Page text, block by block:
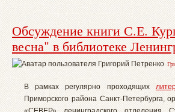
Обсуждение книги С.Е.
весна" в библиотеке
В рамках регулярно проходящих
Приморского района Санкт-Петербурга,